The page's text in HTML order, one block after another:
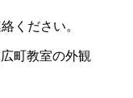
ください。